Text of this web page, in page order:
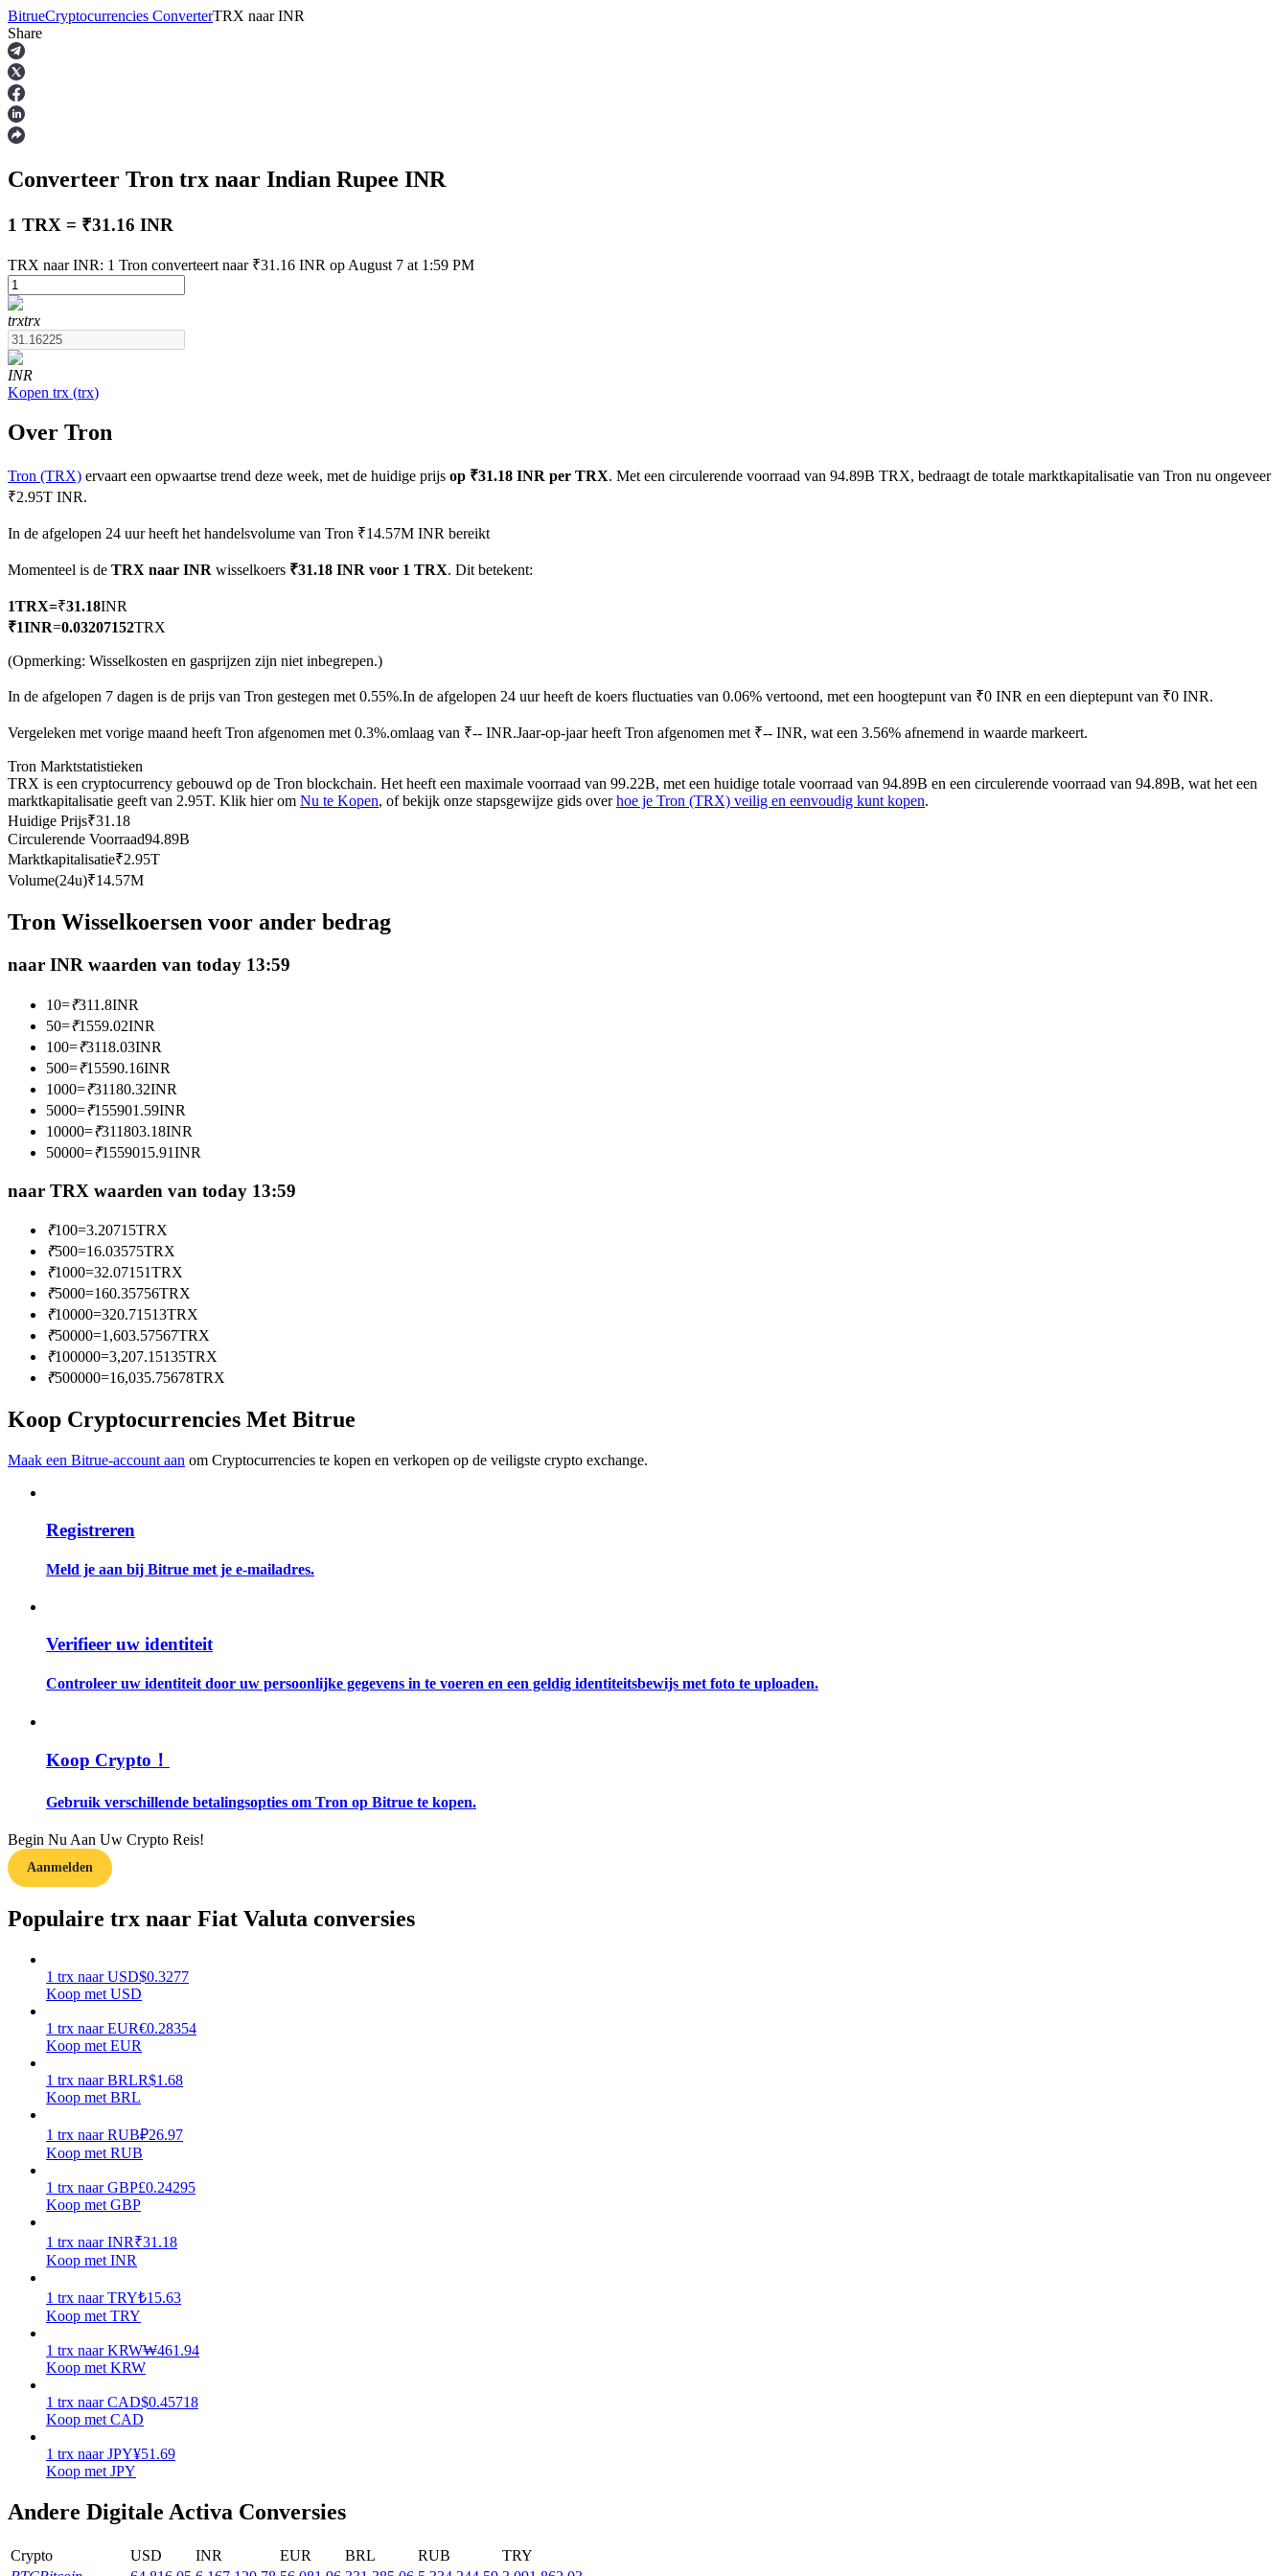
Termijncontracten
TradFi
USDC-futures
Futures met USDC als onderpand
Kopiëren Handel
Sluit je aan bij top traders
Word een Copy Trader
Geniet van winstdeling en copy trading commissies
Informatie
Big data-analyse inclusief handelsinformatie, enz.
Gids
Handelsstrategieën
Leer hoe u winstgevend kunt blijven
Verdienen
Verdien dagelijks competitieve beloningen
BitrueCryptocurrencies ConverterTRX naar INR
Share
Converteer Tron trx naar Indian Rupee INR
1 TRX = ₹31.16 INR
TRX naar INR: 1 Tron converteert naar ₹31.16 INR op August 7 at 1:59 PM
trxtrx
INR
Kopen trx (trx)
Over Tron
Tron (TRX) ervaart een opwaartse trend deze week, met de huidige prijs op ₹31.18 INR per TRX. Met een circulerende voorraad van 94.89B TRX, bedraagt de totale marktkapitalisatie van Tron nu ongeveer
₹2.95T INR.
In de afgelopen 24 uur heeft het handelsvolume van Tron ₹14.57M INR bereikt
Momenteel is de TRX naar INR wisselkoers ₹31.18 INR voor 1 TRX. Dit betekent:
1TRX=₹31.18INR
₹1INR=0.03207152TRX
(Opmerking: Wisselkosten en gasprijzen zijn niet inbegrepen.)
In de afgelopen 7 dagen is de prijs van Tron gestegen met 0.55%.In de afgelopen 24 uur heeft de koers fluctuaties van 0.06% vertoond, met een hoogtepunt van ₹0 INR en een dieptepunt van ₹0 INR.
Vergeleken met vorige maand heeft Tron afgenomen met 0.3%.omlaag van ₹-- INR.Jaar-op-jaar heeft Tron afgenomen met ₹-- INR, wat een 3.56% afnemend in waarde markeert.
Tron Marktstatistieken
TRX is een cryptocurrency gebouwd op de Tron blockchain. Het heeft een maximale voorraad van 99.22B, met een huidige totale voorraad van 94.89B en een circulerende voorraad van 94.89B, wat het een
marktkapitalisatie geeft van 2.95T. Klik hier om Nu te Kopen, of bekijk onze stapsgewijze gids overhoe je Tron (TRX) veilig en eenvoudig kunt kopen.
Huidige Prijs₹31.18
Circulerende Voorraad94.89B
Marktkapitalisatie₹2.95T
Volume(24u)₹14.57M
Tron Wisselkoersen voor ander bedrag
naar INR waarden van today 13:59
10=₹311.8INR
50=₹1559.02INR
100=₹3118.03INR
500=₹15590.16INR
1000=₹31180.32INR
5000=₹155901.59INR
10000=₹311803.18INR
50000=₹1559015.91INR
naar TRX waarden van today 13:59
₹100=3.20715TRX
₹500=16.03575TRX
₹1000=32.07151TRX
₹5000=160.35756TRX
₹10000=320.71513TRX
₹50000=1,603.57567TRX
₹100000=3,207.15135TRX
₹500000=16,035.75678TRX
Koop Cryptocurrencies Met Bitrue
Maak een Bitrue-account aan om Cryptocurrencies te kopen en verkopen op de veiligste crypto exchange.
Registreren
Meld je aan bij Bitrue met je e-mailadres.
Verifieer uw identiteit
Controleer uw identiteit door uw persoonlijke gegevens in te voeren en een geldig identiteitsbewijs met foto te uploaden.
Koop Crypto！
Gebruik verschillende betalingsopties om Tron op Bitrue te kopen.
Begin Nu Aan Uw Crypto Reis!
Aanmelden
Populaire trx naar Fiat Valuta conversies
1 trx naar USD$0.3277
Koop met USD
1 trx naar EUR€0.28354
Koop met EUR
1 trx naar BRLR$1.68
Koop met BRL
1 trx naar RUB₽26.97
Koop met RUB
1 trx naar GBP£0.24295
Koop met GBP
1 trx naar INR₹31.18
Koop met INR
1 trx naar TRY₺15.63
Koop met TRY
1 trx naar KRW₩461.94
Koop met KRW
1 trx naar CAD$0.45718
Koop met CAD
1 trx naar JPY¥51.69
Koop met JPY
Andere Digitale Activa Conversies
Crypto USD INR EUR BRL RUB
TRY